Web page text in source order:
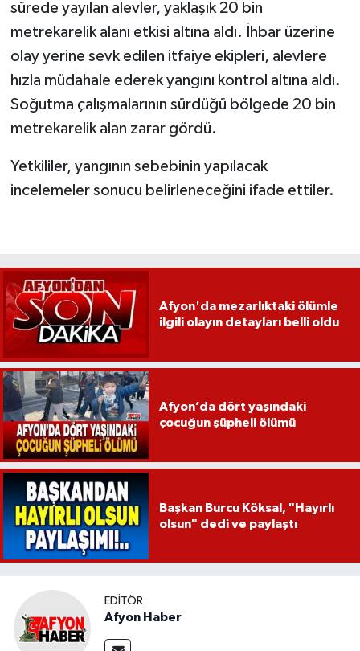
sürede yayılan alevler, yaklaşık 20 bin
metrekarelik alanı etkisi altına aldı. İhbar üzerine
olay yerine sevk edilen itfaiye ekipleri, alevlere
hızla müdahale ederek yangını kontrol altına aldı.
Soğutma çalışmalarının sürdüğü bölgede 20 bin
metrekarelik alan zarar gördü.
Yetkililer, yangının sebebinin yapılacak
incelemeler sonucu belirleneceğini ifade ettiler.
Afyon'da mezarlıktaki ölümle
ilgili olayın detayları belli oldu
Afyon’da dört yaşındaki
çocuğun şüpheli ölümü
Başkan Burcu Köksal, "Hayırlı
olsun" dedi ve paylaştı
EDITÖR
Afyon Haber